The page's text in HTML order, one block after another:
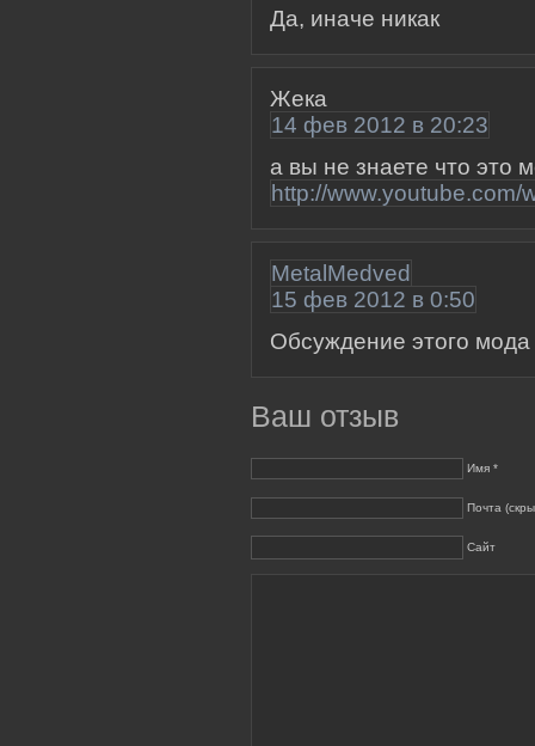
Да, иначе никак
Жека
14 фев 2012 в 20:23
а вы не знаете что это
http://www.youtube.com/
MetalMedved
15 фев 2012 в 0:50
Обсуждение этого мода
Ваш отзыв
Имя *
Почта
Сайт